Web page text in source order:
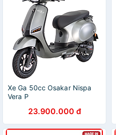
Xe Ga 50cc Osakar Nispa
Vera P
23.900.000 đ